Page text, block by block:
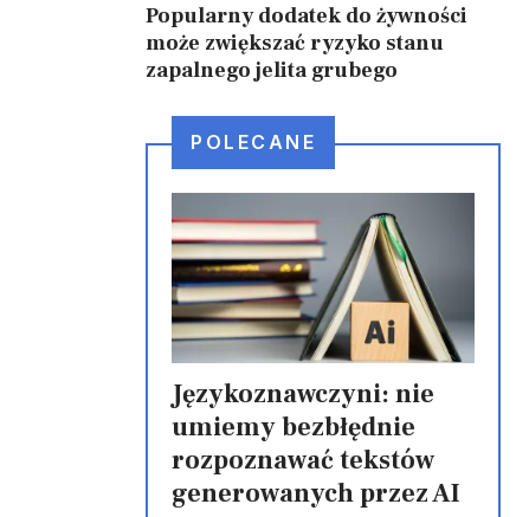
Popularny dodatek do żywności
może zwiększać ryzyko stanu
zapalnego jelita grubego
POLECANE
Językoznawczyni: nie
umiemy bezbłędnie
rozpoznawać tekstów
generowanych przez AI